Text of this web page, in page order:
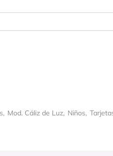
, Mod. Cáliz de Luz, Niños,